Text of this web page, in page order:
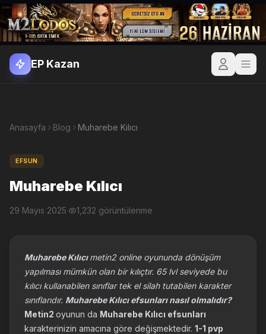
EP Kazan
Anasayfa Blog Muharebe Kılıcı
EFSUN
Muharebe Kılıcı
29 Mayıs 2025· 1,232 görüntülenme
Muharebe Kılıcımetin2 online oyununda dönüşüm
yapılması mümkün olan bir kılıçtır. 65 lvl seviyede bu
kılıcı kullanabilen sınıflar tek el silah tutabilen karakter
sınıflarıdır. Muharebe Kılıcı efsunları nasıl olmalıdır?
Metin2 oyunun da Muharebe Kılıcı efsunları
karakterinizin amacına göre değişmektedir. 1-1 pvp